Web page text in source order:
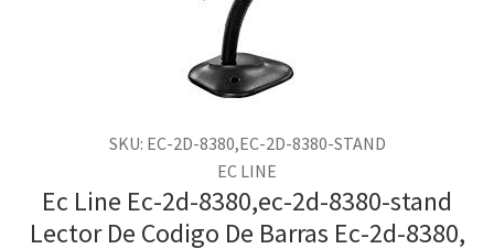
SKU: EC-2D-8380,EC-2D-8380-STAND
EC LINE
Ec Line Ec-2d-8380,ec-2d-8380-stand
Lector De Codigo De Barras Ec-2d-8380,